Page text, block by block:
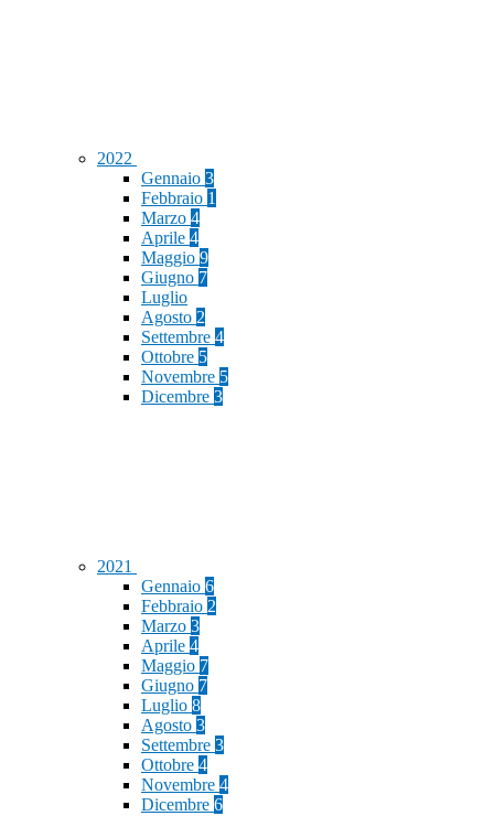
2022
Gennaio 3
Febbraio 1
Marzo 4
Aprile 4
Maggio 9
Giugno 7
Luglio
Agosto 2
Settembre 4
Ottobre 5
Novembre 5
Dicembre 3
2021
Gennaio 6
Febbraio 2
Marzo 3
Aprile 4
Maggio 7
Giugno 7
Luglio 8
Agosto 3
Settembre 3
Ottobre 4
Novembre 4
Dicembre 6